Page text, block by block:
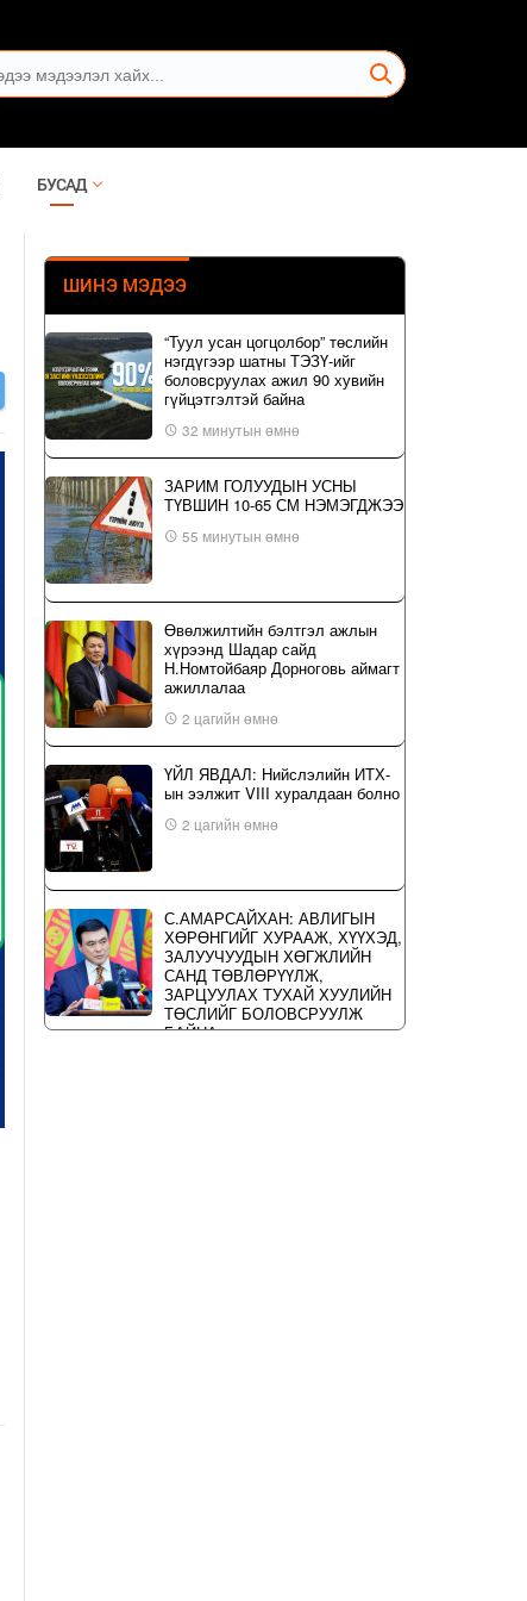
БУСАД
ШИНЭ МЭДЭЭ
“Туул усан цогцолбор” төслийн
нэгдүгээр шатны ТЭЗҮ-ийг
боловсруулах ажил 90 хувийн
гүйцэтгэлтэй байна
32 минутын өмнө
ЗАРИМ ГОЛУУДЫН УСНЫ
ТҮВШИН 10-65 СМ НЭМЭГДЖЭЭ
55 минутын өмнө
Өвөлжилтийн бэлтгэл ажлын
хүрээнд Шадар сайд
Н.Номтойбаяр Дорноговь аймагт
ажиллалаа
2 цагийн өмнө
ҮЙЛ ЯВДАЛ: Нийслэлийн ИТХ-
ын ээлжит VIII хуралдаан болно
2 цагийн өмнө
С.АМАРСАЙХАН: АВЛИГЫН
ХӨРӨНГИЙГ ХУРААЖ, ХҮҮХЭД,
ЗАЛУУЧУУДЫН ХӨГЖЛИЙН
САНД ТӨВЛӨРҮҮЛЖ,
ЗАРЦУУЛАХ ТУХАЙ ХУУЛИЙН
ТӨСЛИЙГ БОЛОВСРУУЛЖ
БАЙНА